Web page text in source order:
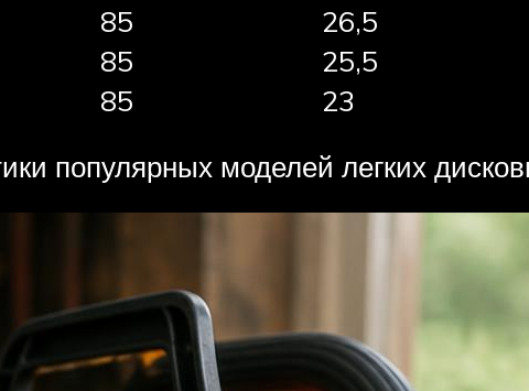
85 26,5
85 25,5
85 23
популярных моделей легких